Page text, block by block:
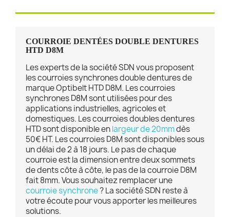
COURROIE DENTÉES DOUBLE DENTURES
HTD D8M
Les experts de la société SDN vous proposent
les courroies synchrones double dentures de
marque Optibelt HTD D8M. Les courroies
synchrones D8M sont utilisées pour des
applications industrielles, agricoles et
domestiques. Les courroies doubles dentures
HTD sont disponible enlargeur de 20mmdès
50€ HT. Les courroies D8M sont disponibles sous
un délai de 2 à 18 jours. Le pas de chaque
courroie est la dimension entre deux sommets
de dents côte à côte, le pas de la courroie D8M
fait 8mm. Vous souhaitez remplacer une
courroie synchrone? La société SDN reste à
votre écoute pour vous apporter les meilleures
solutions.